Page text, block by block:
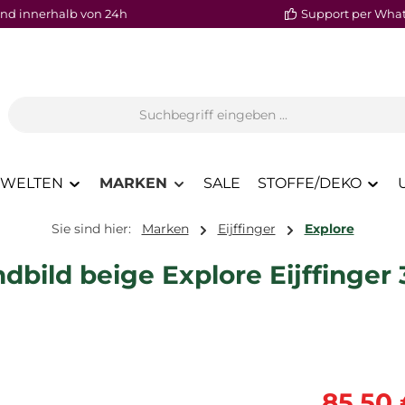
innerhalb von 24h Support per
MARKEN SALE STOFFE/DEKO
Sie sind hier: Marken Eijffinger Explore
beige Explore Eijffinger